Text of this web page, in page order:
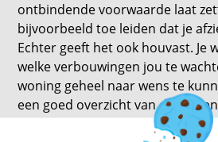
ontbindende voorwaarde laat
bijvoorbeeld toe leiden dat je
Echter geeft het ook houvast. Je
welke verbouwingen jou te
woning geheel naar wens te
een goed overzicht van de
hiermee weet wat jou allemaal te